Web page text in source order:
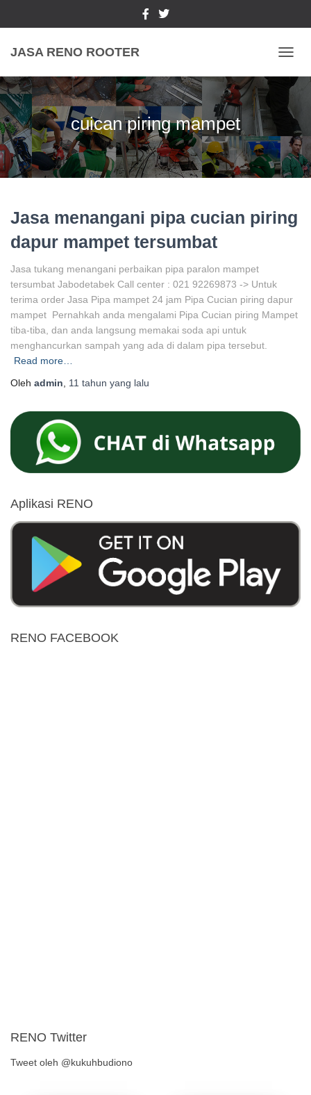
JASA RENO ROOTER
cuican piring mampet
Jasa menangani pipa cucian piring
dapur mampet tersumbat
Jasa tukang menangani perbaikan pipa paralon mampet
tersumbat Jabodetabek Call center : 021 92269873 -> Untuk
terima order Jasa Pipa mampet 24 jam Pipa Cucian piring dapur
mampet Pernahkah anda mengalami Pipa Cucian piring Mampet
tiba-tiba, dan anda langsung memakai soda api untuk
menghancurkan sampah yang ada di dalam pipa tersebut.
Read more…
Oleh admin 11 tahun yang lalu
Aplikasi RENO
RENO FACEBOOK
RENO Twitter
Tweet oleh @kukuhbudiono